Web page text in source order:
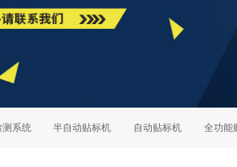
半自动贴标机 自动贴标机 全功能贴标机